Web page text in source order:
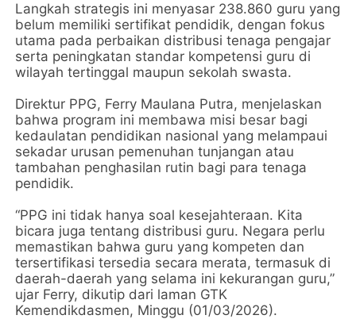
Langkah strategis ini menyasar 238.860 guru yang
belum memiliki sertifikat pendidik, dengan fokus
utama pada perbaikan distribusi tenaga pengajar
serta peningkatan standar kompetensi guru di
wilayah tertinggal maupun sekolah swasta.
Direktur PPG, Ferry Maulana Putra, menjelaskan
bahwa program ini membawa misi besar bagi
kedaulatan pendidikan nasional yang melampaui
sekadar urusan pemenuhan tunjangan atau
tambahan penghasilan rutin bagi para tenaga
pendidik.
“PPG ini tidak hanya soal kesejahteraan. Kita
bicara juga tentang distribusi guru. Negara perlu
memastikan bahwa guru yang kompeten dan
tersertifikasi tersedia secara merata, termasuk di
daerah-daerah yang selama ini kekurangan guru,”
ujar Ferry, dikutip dari laman GTK
Kemendikdasmen, Minggu (01/03/2026).